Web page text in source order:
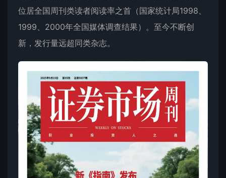
位居全国周刊类读者阅读率之首（国家统计局1998、
1999、2000年全国媒体调查结果）。至今不断创
新，发行量远超同类杂志。